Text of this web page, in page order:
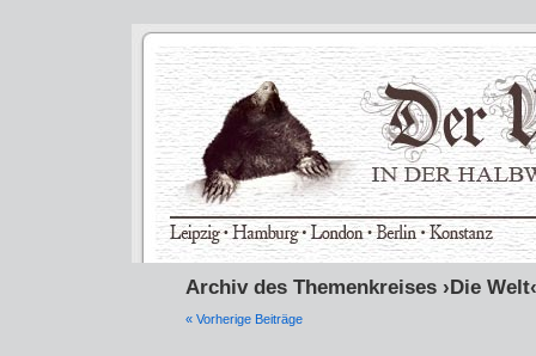
Archiv des Themenkreises ›Die Welt‹
« Vorherige Beiträge